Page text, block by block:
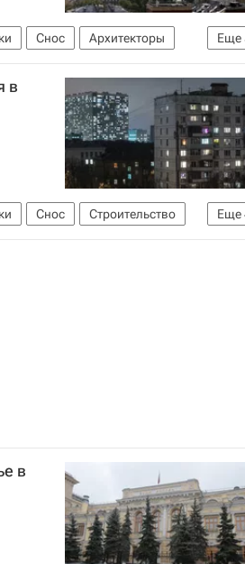
Еще
Снос
Архитекторы
пятиэтажек в Москве
в
Еще
Снос
Строительство
Москве Россия
в